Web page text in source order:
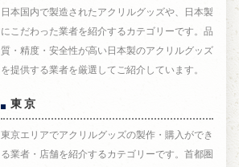
日本国内で製造されたアクリルグッズや、日本製
にこだわった業者を紹介するカテゴリーです。品
質・精度・安全性が高い日本製のアクリルグッズ
を提供する業者を厳選してご紹介しています。
東京
東京エリアでアクリルグッズの製作・購入ができ
る業者・店舗を紹介するカテゴリーです。首都圏